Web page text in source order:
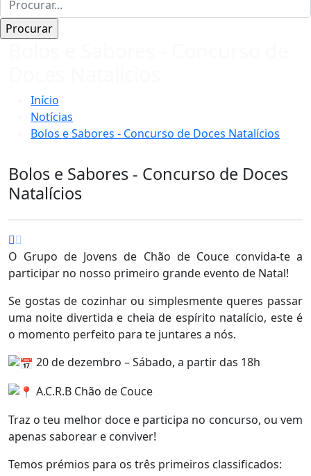
Início
Notícias
Bolos e Sabores - Concurso de Doces Natalícios
Bolos e Sabores - Concurso de Doces
Natalícios
O Grupo de Jovens de Chão de Couce convida-te a
participar no nosso primeiro grande evento de Natal!
Se gostas de cozinhar ou simplesmente queres passar
uma noite divertida e cheia de espírito natalício, este é
o momento perfeito para te juntares a nós.
20 de dezembro – Sábado, a partir das 18h
A.C.R.B Chão de Couce
Traz o teu melhor doce e participa no concurso, ou vem
apenas saborear e conviver!
Temos prémios para os três primeiros classificados: